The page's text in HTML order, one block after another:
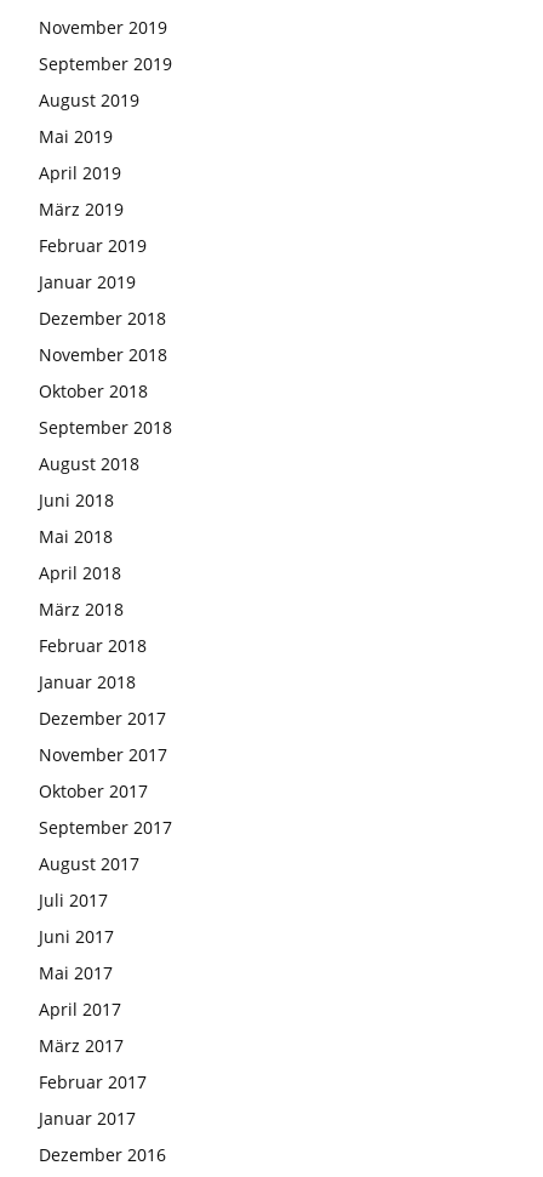
November 2019
September 2019
August 2019
Mai 2019
April 2019
März 2019
Februar 2019
Januar 2019
Dezember 2018
November 2018
Oktober 2018
September 2018
August 2018
Juni 2018
Mai 2018
April 2018
März 2018
Februar 2018
Januar 2018
Dezember 2017
November 2017
Oktober 2017
September 2017
August 2017
Juli 2017
Juni 2017
Mai 2017
April 2017
März 2017
Februar 2017
Januar 2017
Dezember 2016